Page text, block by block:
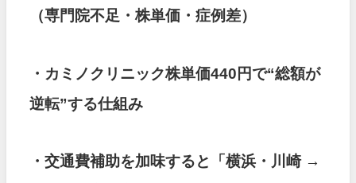
（専門院不足・株単価・症例差）
・カミノクリニック株単価440円で“総額が
逆転”する仕組み
・交通費補助を加味すると「横浜・川崎 →